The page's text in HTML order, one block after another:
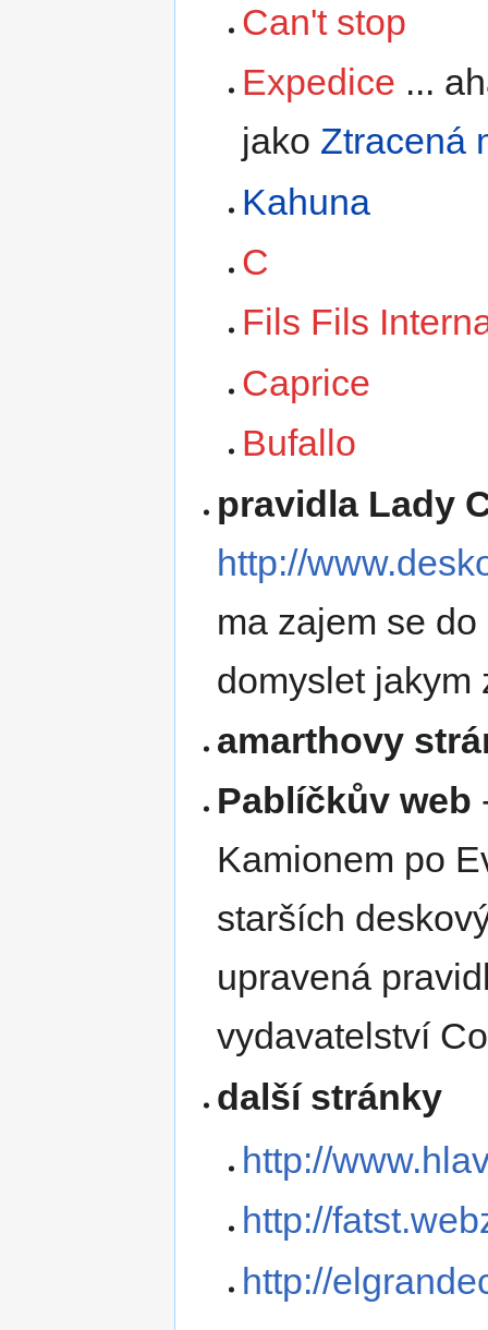
Can't stop
Expedice ...
jako Ztracená
Kahuna
C
Fils Fils
Caprice
Bufallo
pravidla Lady
http://
ma zajem se
domyslet jakym
amarthovy
Pablíčkův web
Kamionem po
starších
upravená
vydavatelství
další stránky
http://
http://
http://